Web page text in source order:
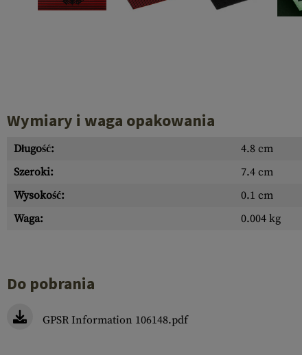
Recoil Parts
Dust Covers
Akcesoria
Cleaning Brushes
Wymiary i waga opakowania
Długość: 4.8 cm
Szeroki:
7.4 cm
Wysokość:
0.1 cm
Waga:
0.004 kg
Do pobrania
GPSR Information 106148.pdf